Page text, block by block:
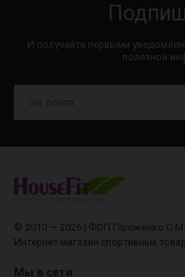
И получайте первыми
полезной
© 2010 — 2026 | ФОП Піроженко О.М.
Интернет-магазин спортивных
Мы в сети